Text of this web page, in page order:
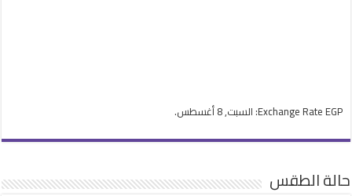
Exchange Rate EGP : السبت, 8 أغسطس.
حالة الطقس